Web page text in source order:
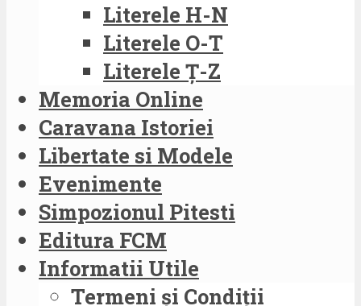
Literele H-N
Literele O-T
Literele Ț-Z
Memoria Online
Caravana Istoriei
Libertate si Modele
Evenimente
Simpozionul Pitesti
Editura FCM
Informatii Utile
Termeni și Condiții